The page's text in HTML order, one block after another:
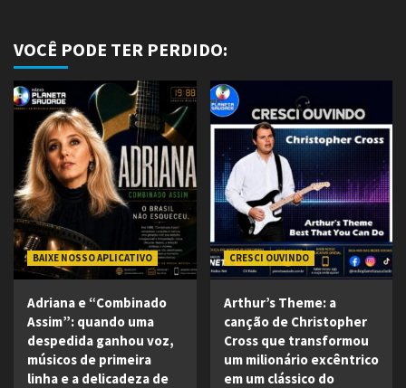
VOCÊ PODE TER PERDIDO:
BAIXE NOSSO APLICATIVO
Adriana e “Combinado
Assim”: quando uma
despedida ganhou voz,
músicos de primeira
linha e a delicadeza de
CRESCI OUVINDO
Arthur’s Theme: a
canção de Christopher
Cross que transformou
um milionário excêntrico
em um clássico do